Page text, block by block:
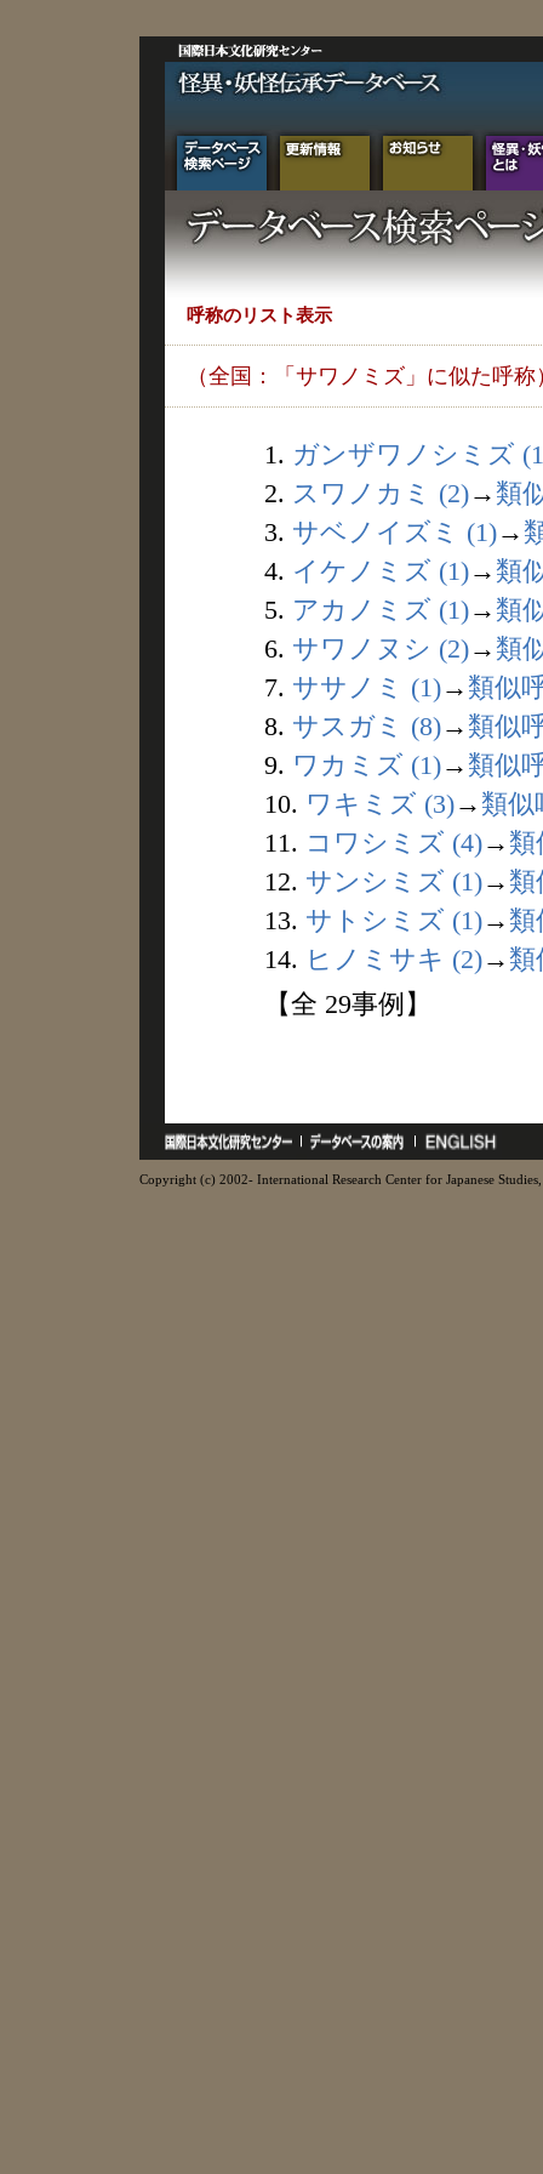
呼称のリスト表示
（全国：「サワノミズ」に似た呼称
1. ガンザワノシミズ
2. スワノカミ (2)→ 類
3. サベノイズミ (1)→
4. イケノミズ (1)→ 類
5. アカノミズ (1)→ 類
6. サワノヌシ (2)→ 類
7. ササノミ (1)→ 類似
8. サスガミ (8)→ 類似
9. ワカミズ (1)→ 類似
10. ワキミズ (3)→ 類似
11. コワシミズ (4)→ 類
12. サンシミズ (1)→ 類
13. サトシミズ (1)→ 類
14. ヒノミサキ (2)→ 類
【全 29事例】
Copyright (c) 2002- International Research Center for Japanese